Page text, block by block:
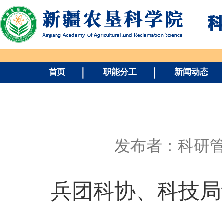
首页 职能分工 新闻动态
发布者：科研
兵团科协、科技